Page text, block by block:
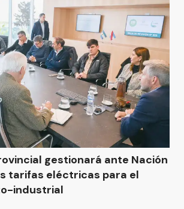
gestionará ante Nación
tarifas eléctricas para el
industrial